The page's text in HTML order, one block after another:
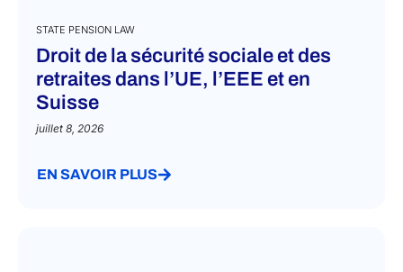
STATE PENSION LAW
Droit de la sécurité sociale et des
retraites dans l’UE, l’EEE et en
Suisse
juillet 8, 2026
EN SAVOIR PLUS